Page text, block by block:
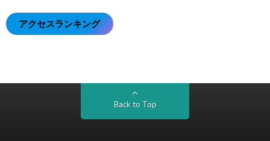
アクセスランキング
Back to Top